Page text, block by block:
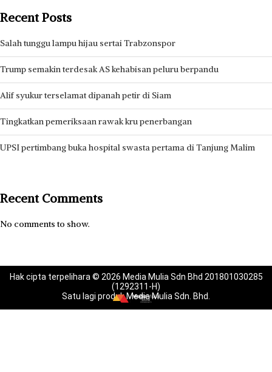
Recent Posts
Salah tunggu lampu hijau sertai Trabzonspor
Trump semakin terdesak AS kehabisan peluru berpandu
Alif syukur terselamat dipanah petir di Siam
Tingkatkan pemeriksaan rawak kru penerbangan
UPSI pertimbang buka hospital swasta pertama di Tanjung Malim
Recent Comments
No comments to show.
Hak cipta terpelihara © 2026 Media Mulia Sdn Bhd 201801030285
(1292311-H)
Satu lagi produk Media Mulia Sdn. Bhd.